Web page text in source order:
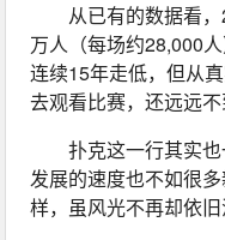
从已有的数据看
万人（每场约28,000
连续15年走低，但从
去观看比赛，还远远不
扑克这一行其实
发展的速度也不如很
样，虽风光不再却依旧